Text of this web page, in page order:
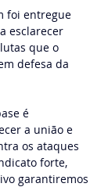
foi entregue
esclarecer
que o
defesa da
é
a união e
os ataques
forte,
garantiremos